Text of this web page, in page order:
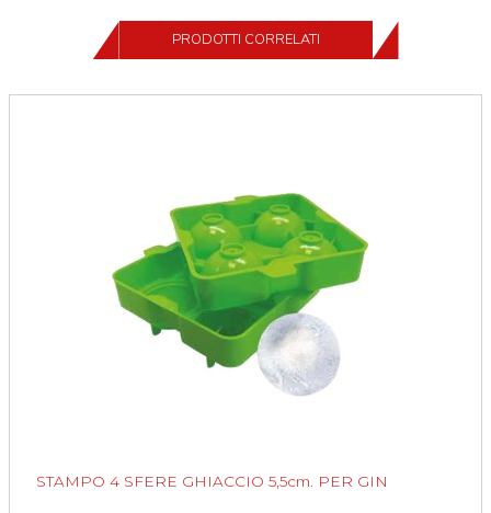
PRODOTTI CORRELATI
STAMPO 4 SFERE GHIACCIO 5,5cm. PER GIN